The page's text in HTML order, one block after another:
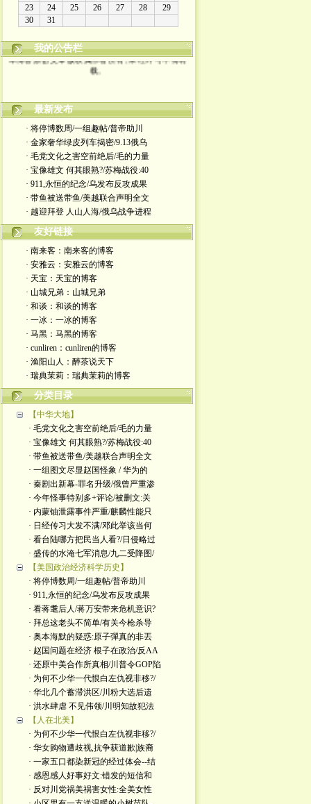
我的公告栏
本博客原创文章版权属作者所有, 未经许可不得转
载。
最新发布
· 将停博数周/一组趣帖/普帝助川
· 金家奢华绿皮列车揭密/9.13俄乌
· 毛党文化之害空前绝后/毛的力量
· 宝像雄文 何其眼熟?/苏梅战役:40
· 911,永恒的纪念/乌发布反攻成果
· 带鱼被送带鱼/美越联合声明全文
· 越迎拜登 人山人海/俄乌战争进程
友好链接
· 南来客：南来客的博客
· 安雅云：安雅云的博客
· 天宝：天宝的博客
· 山城兄弟：山城兄弟
· 和谈：和谈的博客
· 一冰：一冰的博客
· 马黑：马黑的博客
· cunliren：cunliren的博客
· 渔阳山人：醉茶说天下
· 瑞典茉莉：瑞典茉莉的博客
分类目录
【中华大地】
· 毛党文化之害空前绝后/毛的力量
· 宝像雄文 何其眼熟?/苏梅战役:40
· 带鱼被送带鱼/美越联合声明全文
· 一组图文尽显赵国怪象 / 华为的
· 秦剧出新幕-罪名升级/俄曾严重渗
· 今年怪事特别多+评论/被删文:关
· 内蒙铀泄露事件严重/麒麟性能只
· 日经传习大发不满/邓此举该当何
· 看台陆哪方把民当人看?/日侵略过
· 盛传的水淹七军消息/九二受降图/
【美国政治经济科学历史】
· 将停博数周/一组趣帖/普帝助川
· 911,永恒的纪念/乌发布反攻成果
· 看蒋耄后人/蒋万安带来危机意识?
· 拜总这老头不简单/有关今枪杀导
· 奥本海默的疑惑:原子彈真的非丟
· 赵国问题在经济 根子在政治/反AA
· 还原中美合作所真相/川普令GOP陷
· 为何不少华一代恨白左仇视非移?/
· 华北几个蓄滞洪区/川粉大选后遗
· 洪水肆虐 不见伟领/川明知故犯法
【人在北美】
· 为何不少华一代恨白左仇视非移?/
· 华女购物遭歧视,抗争获道歉|族裔
· 一家五口都染新冠的经过体会--结
· 感恩感人好事好文:错发的短信和
· 反对川党祸美祸害女性:全美女性